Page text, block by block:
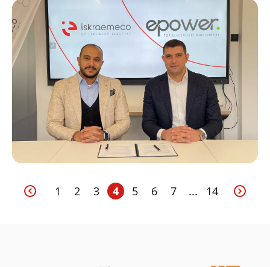
Nazaj1 2 3 4 5 6 7 ... 14